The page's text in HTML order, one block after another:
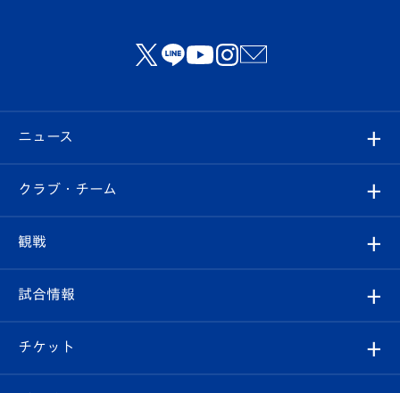
ニュース
すべて
クラブ
試合情報
クラブ・チーム
クラブ概要
エンブレム紹介
観戦
観戦ルール
はじめての観戦ガイド
試合情報
試合日程/結果
チケット